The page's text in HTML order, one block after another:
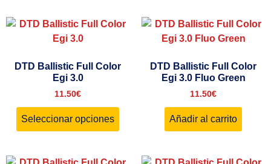
DTD Ballistic Full Color
Egi 3.0
11.50€
Seleccionar opciones
DTD Ballistic Full Color
Egi 3.0 Fluo Green
11.50€
Añadir al carrito